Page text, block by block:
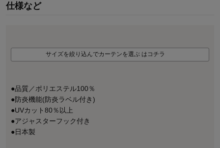
仕様など
サイズを絞り込んでカーテンを選ぶ はコチラ
●品質／ポリエステル100％
●防炎機能(防炎ラベル付き)
●UVカット80％以上
●アジャスターフック付き
●日本製